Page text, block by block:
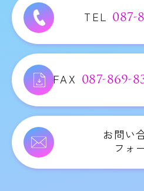
TEL 087-
FAX 087-869-
お問い
フォ